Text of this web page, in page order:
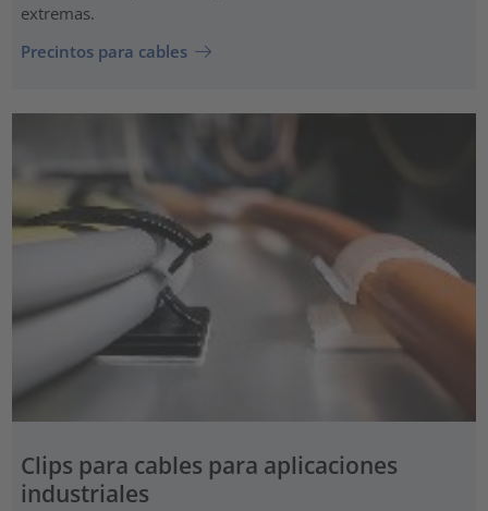
extremas.
Precintos para cables
Clips para cables para aplicaciones
industriales